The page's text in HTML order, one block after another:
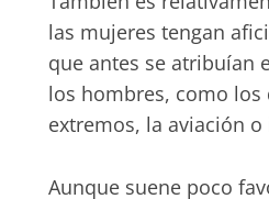
las mujeres tengan
que antes se atribuían
los hombres, como los
extremos, la aviación o
Aunque suene poco